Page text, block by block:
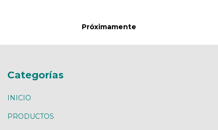
Próximamente
Categorías
INICIO
PRODUCTOS